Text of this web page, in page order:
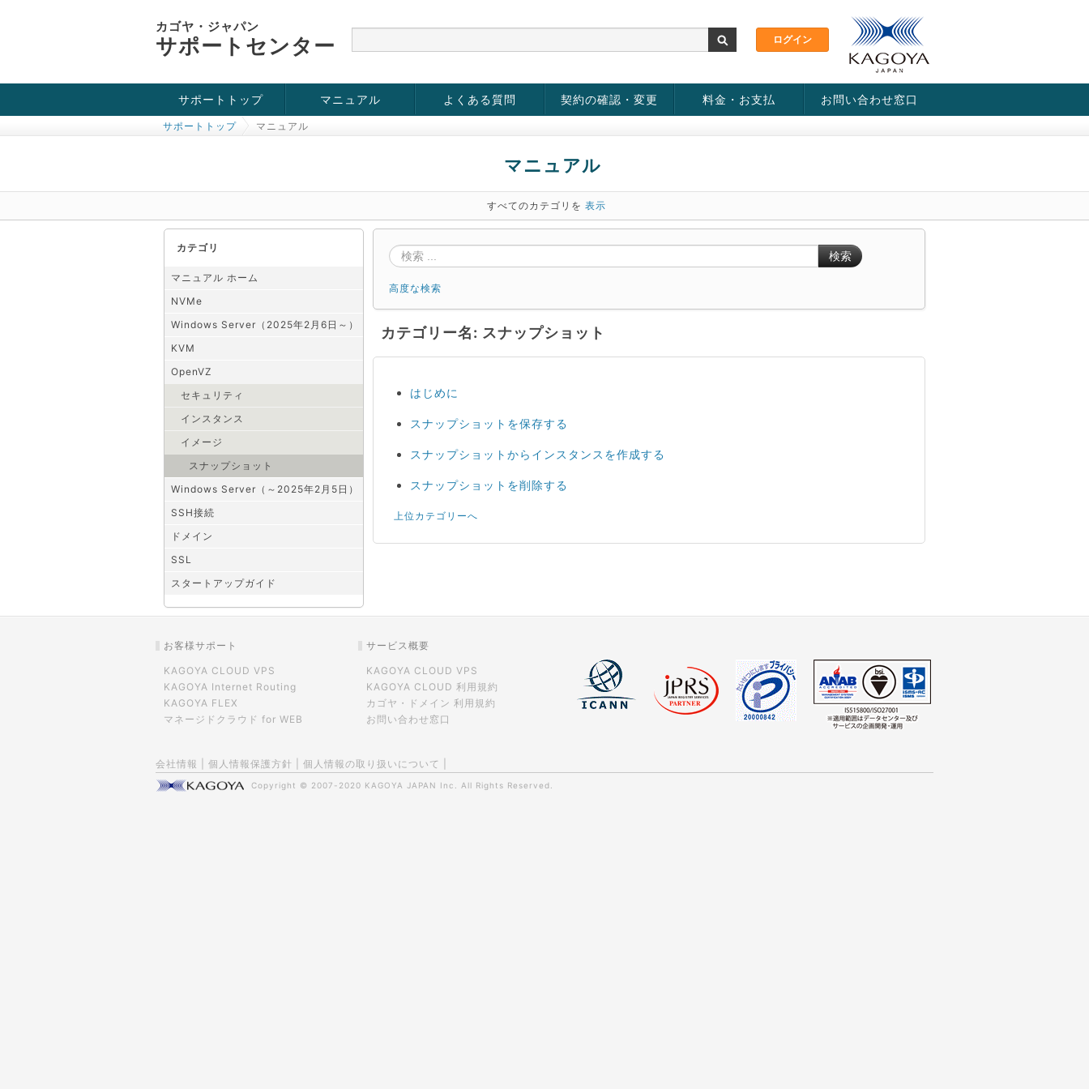
カゴヤ・ジャパン
サポートセンター
サポートトップ
お役立ち情報
チュートリアル
障害・メンテナンス情報
マニュアル
KVM
OpenVZ
Windows Server
SSH接続
ドメイン
SSL
よくある質問 契約の確認・変更 料金・お支払 お問い合わせ窓口
サポートトップ マニュアル
マニュアル
すべてのカテゴリを 表示
カテゴリ
マニュアル ホーム
NVMe
Windows Server（2025年2月6日～）
KVM
OpenVZ
セキュリティ
インスタンス
イメージ
スナップショット
Windows Server（～2025年2月5日）
SSH接続
ドメイン
SSL
スタートアップガイド
検索
高度な検索
カテゴリー名: スナップショット
はじめに
スナップショットを保存する
スナップショットからインスタンスを作成する
スナップショットを削除する
上位カテゴリーへ
お客様サポート
KAGOYA CLOUD VPS
KAGOYA Internet Routing
KAGOYA FLEX
マネージドクラウド for WEB
サービス概要
KAGOYA CLOUD VPS
KAGOYA CLOUD 利用規約
カゴヤ・ドメイン 利用規約
お問い合わせ窓口
会社情報 個人情報保護方針 個人情報の取り扱いについて
Copyright © 2007-2020 KAGOYA JAPAN Inc. All Rights Reserved.